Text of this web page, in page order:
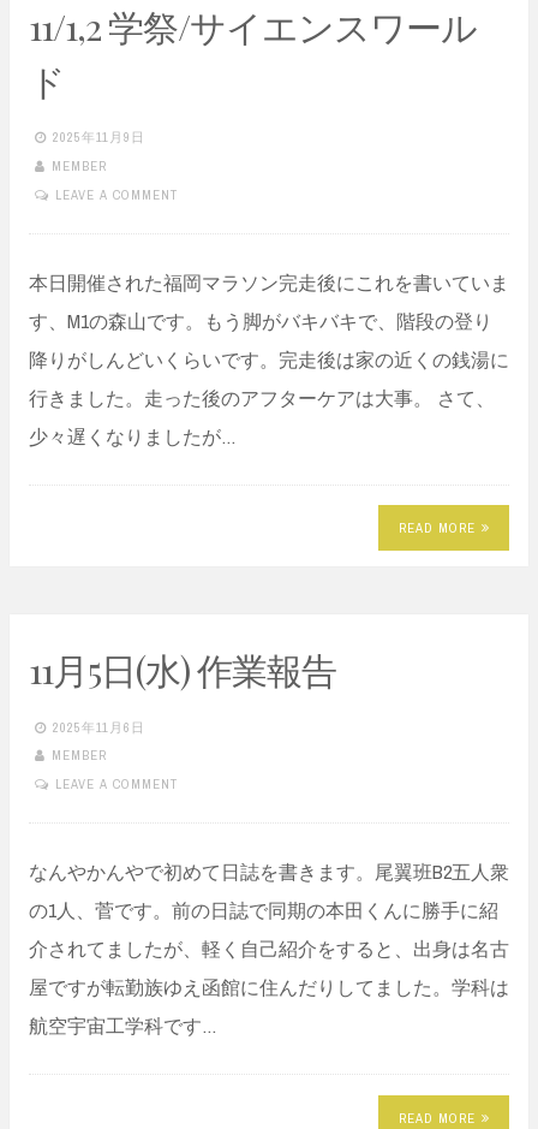
11/1,2 学祭/サイエンスワール
ド
2025年11月9日
MEMBER
LEAVE A COMMENT
本日開催された福岡マラソン完走後にこれを書いていま
す、M1の森山です。もう脚がバキバキで、階段の登り
降りがしんどいくらいです。完走後は家の近くの銭湯に
行きました。走った後のアフターケアは大事。 さて、
少々遅くなりましたが…
READ MORE
11月5日(水) 作業報告
2025年11月6日
MEMBER
LEAVE A COMMENT
なんやかんやで初めて日誌を書きます。尾翼班B2五人衆
の1人、菅です。前の日誌で同期の本田くんに勝手に紹
介されてましたが、軽く自己紹介をすると、出身は名古
屋ですが転勤族ゆえ函館に住んだりしてました。学科は
航空宇宙工学科です…
READ MORE